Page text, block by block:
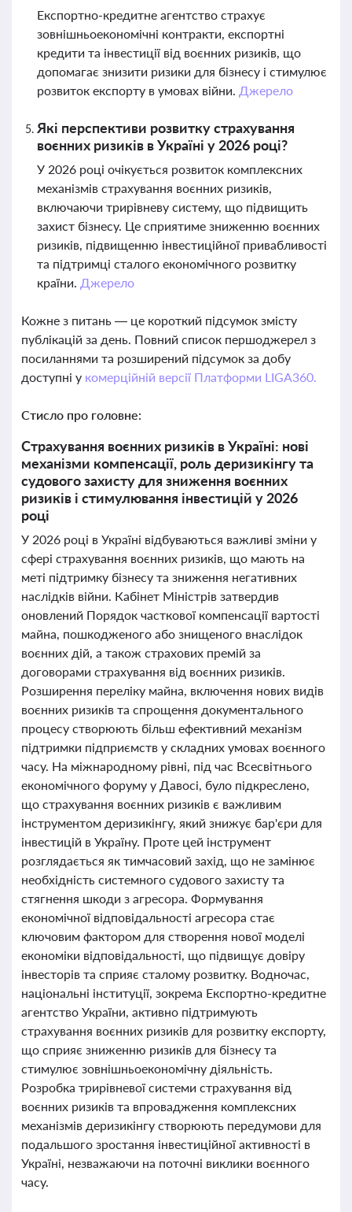
Експортно-кредитне агентство страхує
зовнішньоекономічні контракти, експортні
кредити та інвестиції від воєнних ризиків, що
допомагає знизити ризики для бізнесу і стимулює
розвиток експорту в умовах війни. Джерело
Які перспективи розвитку страхування
воєнних ризиків в Україні у 2026 році?
У 2026 році очікується розвиток комплексних
механізмів страхування воєнних ризиків,
включаючи трирівневу систему, що підвищить
захист бізнесу. Це сприятиме зниженню воєнних
ризиків, підвищенню інвестиційної привабливості
та підтримці сталого економічного розвитку
країни. Джерело
Кожне з питань — це короткий підсумок змісту
публікацій за день. Повний список першоджерел з
посиланнями та розширений підсумок за добу
доступні у комерційній версії Платформи LIGA360.
Стисло про головне:
Страхування воєнних ризиків в Україні: нові
механізми компенсації, роль деризикінгу та
судового захисту для зниження воєнних
ризиків і стимулювання інвестицій у 2026
році
У 2026 році в Україні відбуваються важливі зміни у
сфері страхування воєнних ризиків, що мають на
меті підтримку бізнесу та зниження негативних
наслідків війни. Кабінет Міністрів затвердив
оновлений Порядок часткової компенсації вартості
майна, пошкодженого або знищеного внаслідок
воєнних дій, а також страхових премій за
договорами страхування від воєнних ризиків.
Розширення переліку майна, включення нових видів
воєнних ризиків та спрощення документального
процесу створюють більш ефективний механізм
підтримки підприємств у складних умовах воєнного
часу. На міжнародному рівні, під час Всесвітнього
економічного форуму у Давосі, було підкреслено,
що страхування воєнних ризиків є важливим
інструментом деризикінгу, який знижує бар'єри для
інвестицій в Україну. Проте цей інструмент
розглядається як тимчасовий захід, що не замінює
необхідність системного судового захисту та
стягнення шкоди з агресора. Формування
економічної відповідальності агресора стає
ключовим фактором для створення нової моделі
економіки відповідальності, що підвищує довіру
інвесторів та сприяє сталому розвитку. Водночас,
національні інституції, зокрема Експортно-кредитне
агентство України, активно підтримують
страхування воєнних ризиків для розвитку експорту,
що сприяє зниженню ризиків для бізнесу та
стимулює зовнішньоекономічну діяльність.
Розробка трирівневої системи страхування від
воєнних ризиків та впровадження комплексних
механізмів деризикінгу створюють передумови для
подальшого зростання інвестиційної активності в
Україні, незважаючи на поточні виклики воєнного
часу.